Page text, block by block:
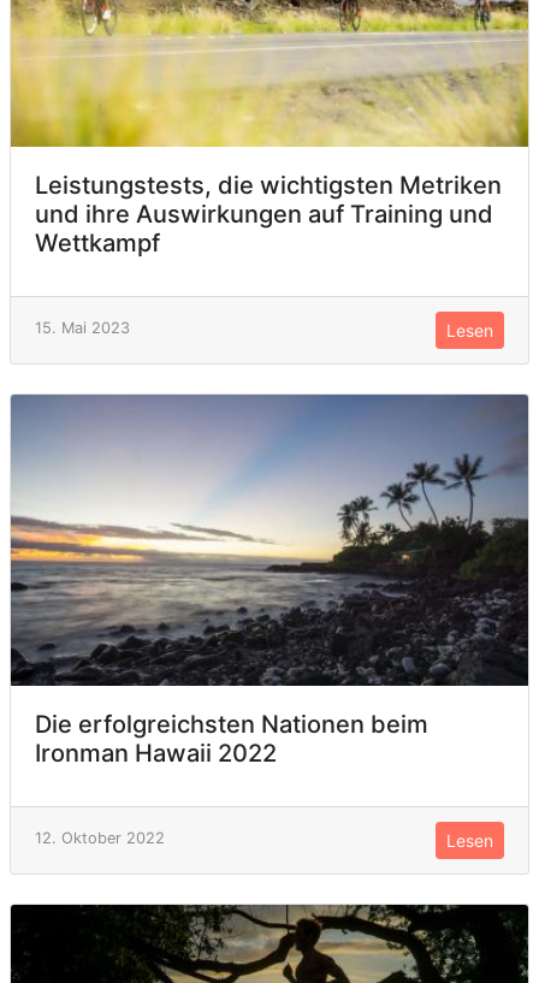
Leistungstests, die wichtigsten Metriken
und ihre Auswirkungen auf Training und
Wettkampf
15. Mai 2023 Lesen
Die erfolgreichsten Nationen beim
Ironman Hawaii 2022
12. Oktober 2022 Lesen